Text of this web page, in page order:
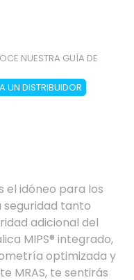
NUESTRA GUÍA DE
UN DISTRIBUIDOR
el idóneo para los
seguridad tanto
adicional del
MIPS® integrado,
optimizada y
MRAS, te sentirás